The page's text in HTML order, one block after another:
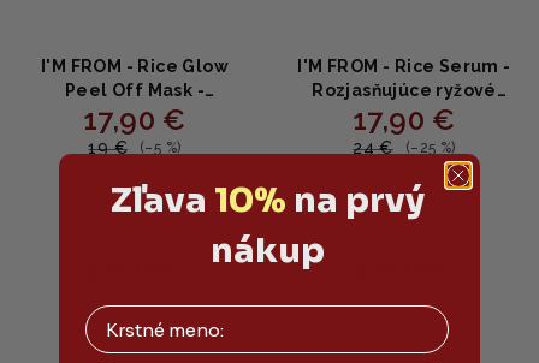
I'M FROM - Rice Glow
Peel Off Mask -
Zlupovacia maska pre
rozžiarenú pleť 70g
17,90 €
19 € (–5 %)
I'M FROM - Rice Serum -
Rozjasňujúce ryžové
sérum s niacínamidom
30ml
17,90 €
24 € (–25 %)
Zľava 10% na prvý
nákup